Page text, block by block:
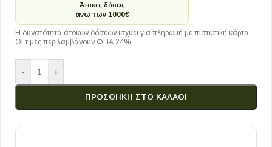
Άτοκες δόσεις
άνω των 1000€
Η δυνατότητα άτοκων δόσεων ισχύει για πληρωμή με πιστωτική κάρτα.
Οι τιμές περιλαμβάνουν ΦΠΑ 24%.
- +
ΠΡΟΣΘΉΚΗ ΣΤΟ ΚΑΛΆΘΙ